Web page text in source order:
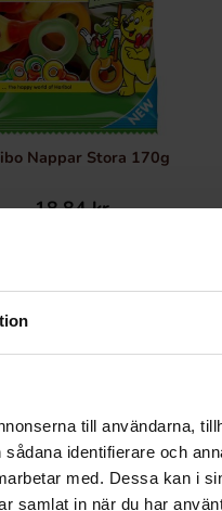
till användarna,
identifierare och
med. Dessa kan i
samlat in när du har
Nappar Stora 170g
18.84 kr